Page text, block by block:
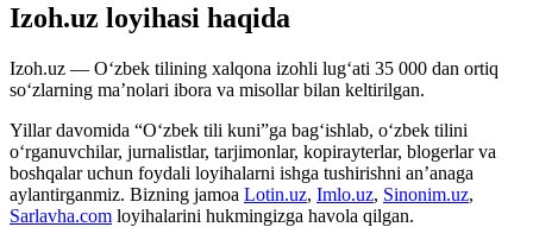
Izoh.uz loyihasi haqida
Izoh.uz — O‘zbek tilining xalqona izohli lug‘ati 35 000 dan ortiq
so‘zlarning ma’nolari ibora va misollar bilan keltirilgan.
Yillar davomida “O‘zbek tili kuni”ga bag‘ishlab, o‘zbek tilini
o‘rganuvchilar, jurnalistlar, tarjimonlar, kopirayterlar, blogerlar va
boshqalar uchun foydali loyihalarni ishga tushirishni an’anaga
aylantirganmiz. Bizning jamoa Lotin.uz, Imlo.uz, Sinonim.uz,
Sarlavha.com loyihalarini hukmingizga havola qilgan.